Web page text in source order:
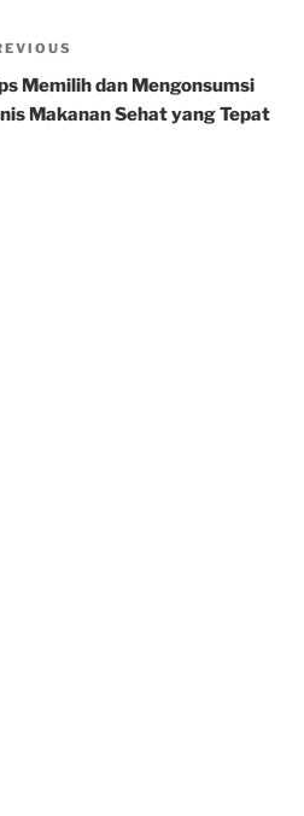
Memilih dan Mengonsumsi
Makanan Sehat yang Tepat